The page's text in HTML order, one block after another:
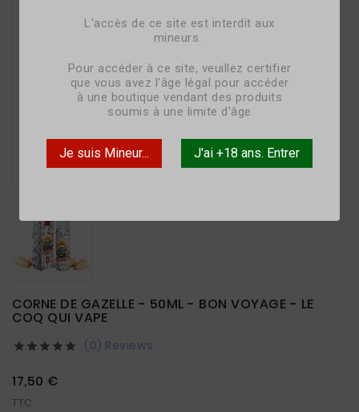
L'accès de ce site est interdit aux
mineurs.
Pour accéder à ce site, veuillez certifier
que vous avez l'âge légal pour accéder
à une boutique vendant des produits
soumis à une limite d'âge
Je suis Mineur... J'ai +18 ans. Entrer
CORNE DE GAZELLE - 50ML - BON VOYAGE - LE
COQ QUI VAPE
     (0) Reviews
17,50 €
TTC